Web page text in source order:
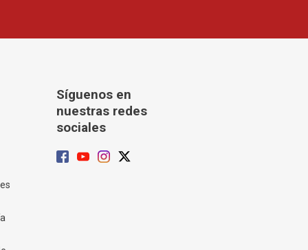
Síguenos en
nuestras redes
sociales